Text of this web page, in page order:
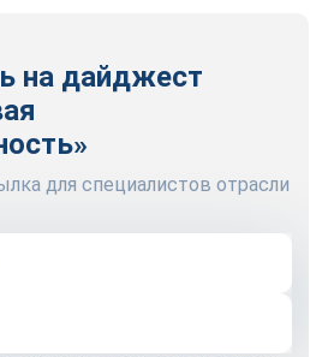
на дайджест
для специалистов отрасли